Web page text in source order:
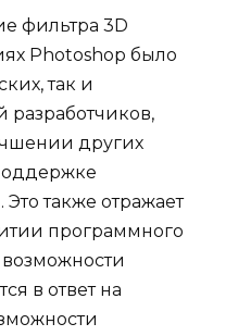
фильтра 3D
Photoshop было
так и
разработчиков,
других
также отражает
программного
в ответ на